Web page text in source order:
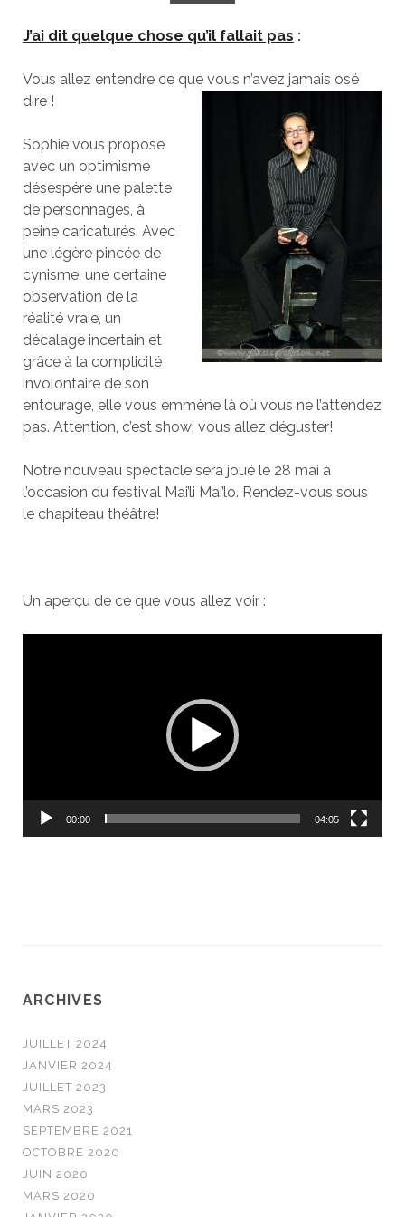
J’ai dit quelque chose qu’il fallait pas :
Vous allez entendre ce que vous n’avez jamais osé
dire !
Sophie vous propose
avec un optimisme
désespéré une palette
de personnages, à
peine caricaturés. Avec
une légère pincée de
cynisme, une certaine
observation de la
réalité vraie, un
décalage incertain et
grâce à la complicité
involontaire de son
entourage, elle vous emmène là où vous ne l’attendez
pas. Attention, c’est show: vous allez déguster!
Notre nouveau spectacle sera joué le 28 mai à
l’occasion du festival Mai’li Mai’lo. Rendez-vous sous
le chapiteau théâtre!
Un aperçu de ce que vous allez voir :
00:00 04:05
ARCHIVES
JUILLET 2024
JANVIER 2024
JUILLET 2023
MARS 2023
SEPTEMBRE 2021
OCTOBRE 2020
JUIN 2020
MARS 2020